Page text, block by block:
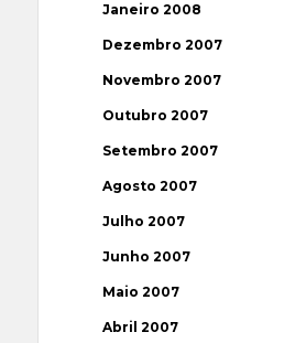
Janeiro 2008
Dezembro 2007
Novembro 2007
Outubro 2007
Setembro 2007
Agosto 2007
Julho 2007
Junho 2007
Maio 2007
Abril 2007